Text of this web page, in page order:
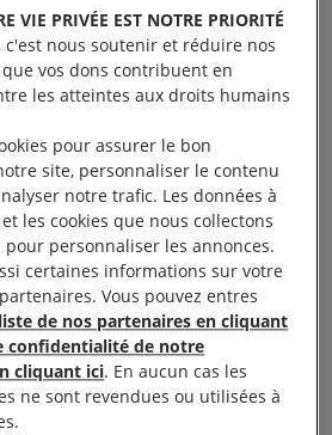
VIE PRIVÉE EST NOTRE PRIORITÉ
c'est nous soutenir et réduire nos
vos dons contribuent en
les atteintes aux droits humains
pour assurer le bon
site, personnaliser le contenu
notre trafic. Les données à
les cookies que nous collectons
personnaliser les annonces.
certaines informations sur votre
Vous pouvez entres
liste de nos partenaires en cliquant
confidentialité de notre
cliquant ici. En aucun cas les
ne sont revendues ou utilisées à